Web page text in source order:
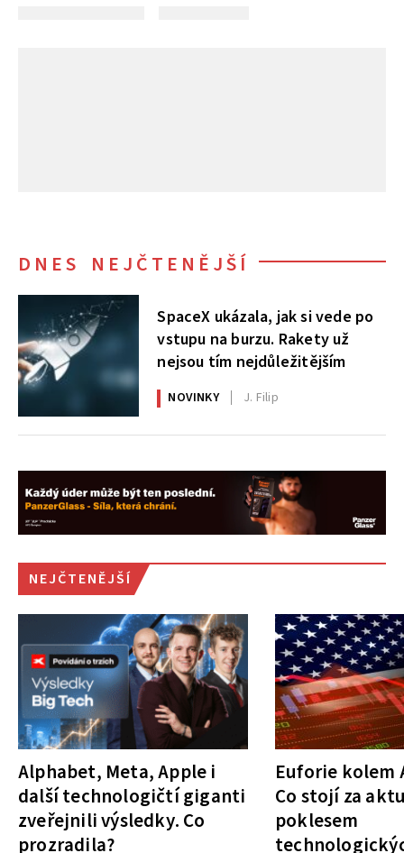
DNES NEJČTENĚJŠÍ
SpaceX ukázala, jak si vede po
vstupu na burzu. Rakety už
nejsou tím nejdůležitějším
NOVINKY J. Filip
NEJČTENĚJŠÍ
Alphabet, Meta, Apple i
další technologičtí giganti
zveřejnili výsledky. Co
prozradila?
Euforie kolem
Co stojí za
poklesem